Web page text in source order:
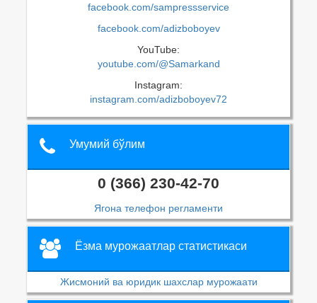
facebook.com/sampressservice
facebook.com/adizboboyev
YouTube:
youtube.com/@Samarkand
Instagram:
instagram.com/adizboboyev72
Умумий бўлим
0 (366) 230-42-70
Ягона телефон регламенти
Ёзма мурожаатлар статистикаси
Жисмоний ва юридик шахслар мурожаати